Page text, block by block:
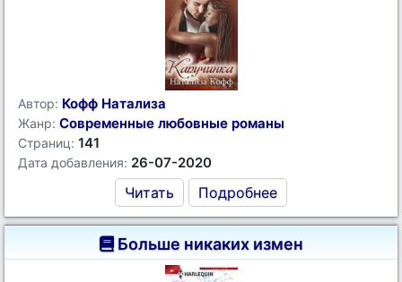
Автор: Кофф Натализа
Жанр: Современные любовные романы
Страниц: 141
Дата добавления: 26-07-2020
Читать Подробнее
Больше никаких измен